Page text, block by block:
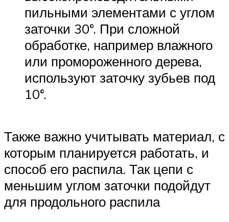
пильными элементами с углом
заточки 30°. При сложной
обработке, например влажного
или промороженного дерева,
используют заточку зубьев под
10°.
Также важно учитывать материал, с
которым планируется работать, и
способ его распила. Так цепи с
меньшим углом заточки подойдут
для продольного распила